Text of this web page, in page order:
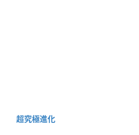
超究極進化